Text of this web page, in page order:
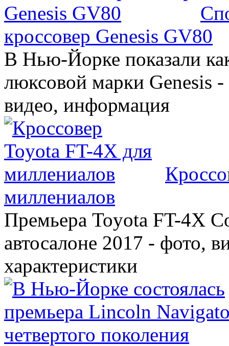
кроссовер Genesis GV80
В Нью-Йорке показали
люксовой марки Genesis
видео, информация
миллениалов
Премьера Toyota FT-4X
автосалоне 2017 - фото,
характеристики